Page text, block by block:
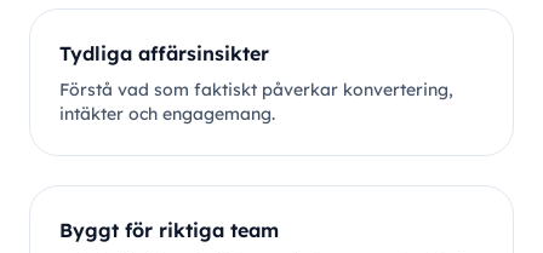
Tydliga affärsinsikter
Förstå vad som faktiskt påverkar konvertering,
intäkter och engagemang.
Byggt för riktiga team